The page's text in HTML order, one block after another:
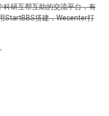
科研互帮互助的交流平台，有
StartBBS搭建，Wecenter打